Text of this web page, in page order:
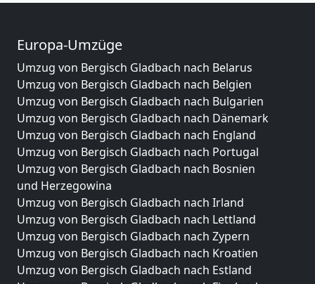
Europa-Umzüge
Umzug von Bergisch Gladbach nach Belarus
Umzug von Bergisch Gladbach nach Belgien
Umzug von Bergisch Gladbach nach Bulgarien
Umzug von Bergisch Gladbach nach Dänemark
Umzug von Bergisch Gladbach nach England
Umzug von Bergisch Gladbach nach Portugal
Umzug von Bergisch Gladbach nach Bosnien
und Herzegowina
Umzug von Bergisch Gladbach nach Irland
Umzug von Bergisch Gladbach nach Lettland
Umzug von Bergisch Gladbach nach Zypern
Umzug von Bergisch Gladbach nach Kroatien
Umzug von Bergisch Gladbach nach Estland